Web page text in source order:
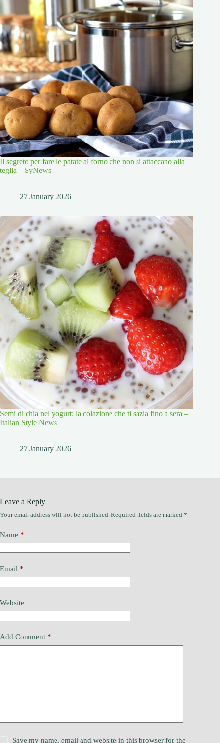
Il segreto per fare le patate al forno che non si attaccano alla
teglia – SyNews
27 January 2026
Semi di chia nel yogurt: la colazione che ti sazia fino a sera –
Italian Style News
27 January 2026
Leave a Reply
Your email address will not be published. Required fields are marked *
Name *
Email *
Website
Add Comment *
Save my name, email and website in this browser for the